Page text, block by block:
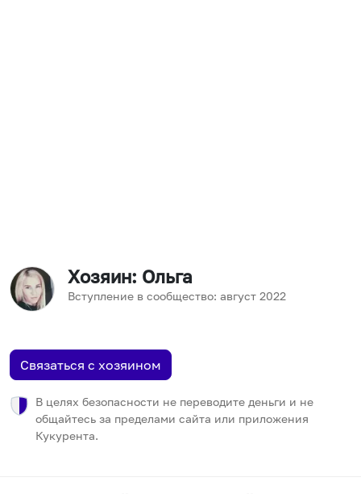
Хозяин: Ольга
Вступление в сообщество: август 2022
Связаться с хозяином
В целях безопасности не переводите деньги и не
общайтесь за пределами сайта или приложения
Кукурента.